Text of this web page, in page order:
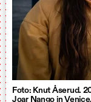
Foto: Knut Åserud.
Joar Nango in Venice.